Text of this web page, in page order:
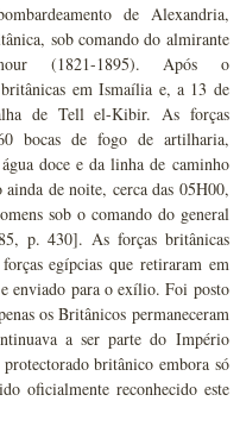
de Alexandria,
sob comando do almirante
(1821-1895). Após o
britânicas em Ismaília e, a 13 de
de Tell el-Kibir. As forças
bocas de fogo de artilharia,
doce e da linha de caminho
de noite, cerca das 05H00,
sob o comando do general
p. 430]. As forças britânicas
egípcias que retiraram em
enviado para o exílio. Foi posto
os Britânicos permaneceram
a ser parte do Império
britânico embora só
oficialmente reconhecido este